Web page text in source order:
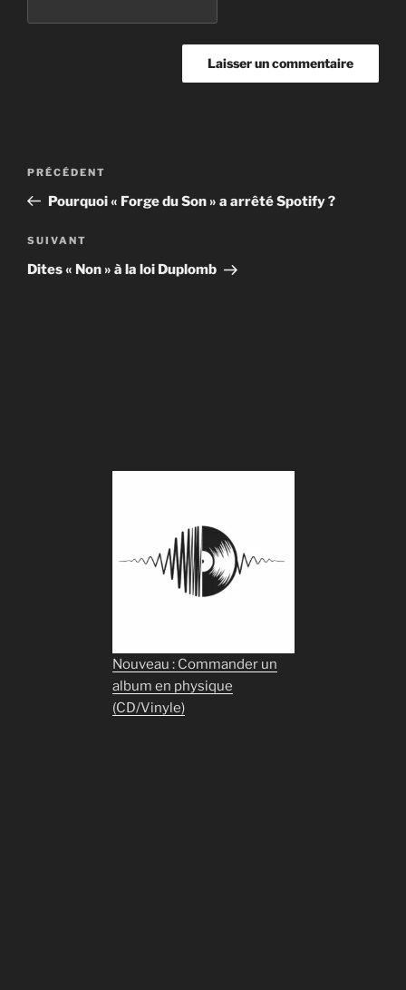
Navigation
l’article
Article
précédent
PRÉCÉDENT
Pourquoi « Forge du Son » a arrêté Spotify ?
Article
suivant
SUIVANT
Dites « Non » à la loi Duplomb
Nouveau : Commander un
album en physique
(CD/Vinyle)